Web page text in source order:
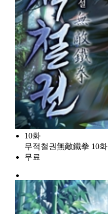
10화
무적철권無敵鐵拳 10화
무료